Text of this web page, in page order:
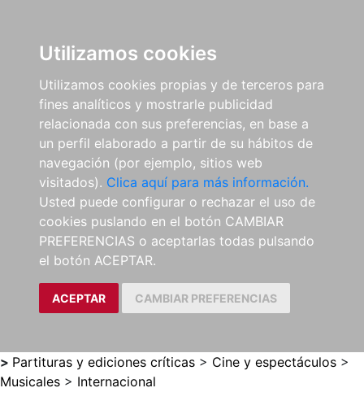
Utilizamos cookies
Utilizamos cookies propias y de terceros para
fines analíticos y mostrarle publicidad
relacionada con sus preferencias, en base a
un perfil elaborado a partir de su hábitos de
navegación (por ejemplo, sitios web
visitados). Clica aquí para más información.
Usted puede configurar o rechazar el uso de
cookies puslando en el botón CAMBIAR
PREFERENCIAS o aceptarlas todas pulsando
el botón ACEPTAR.
ACEPTAR CAMBIAR PREFERENCIAS
> Partituras y ediciones críticas > Cine y espectáculos >
Musicales > Internacional